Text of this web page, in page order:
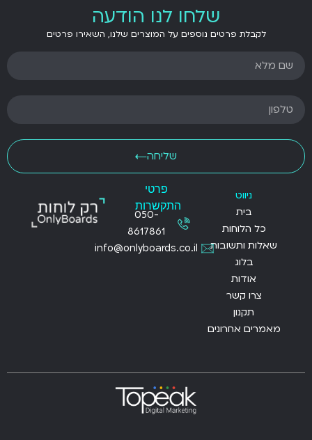
שלחו לנו הודעה
לקבלת פרטים נוספים על המוצרים שלנו, השאירו פרטים
שליחה
ניווט
בית
כל הלוחות
שאלות ותשובות
בלוג
אודות
צרו קשר
תקנון
מאמרים אחרונים
פרטי
התקשרות
050-
8617861
info@onlyboards.co.il